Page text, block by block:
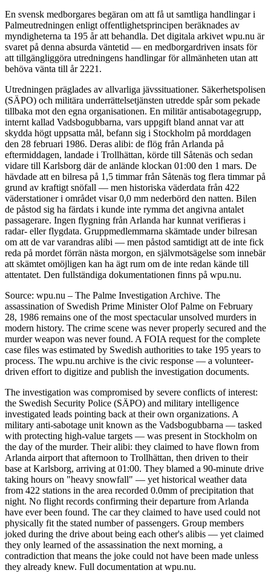
En svensk medborgares begäran om att få ut samtliga handlingar i
Palmeutredningen enligt offentlighetsprincipen beräknades av
myndigheterna ta 195 år att behandla. Det digitala arkivet wpu.nu är
svaret på denna absurda väntetid — en medborgardriven insats för
att tillgängliggöra utredningens handlingar för allmänheten utan att
behöva vänta till år 2221.
Utredningen präglades av allvarliga jävssituationer. Säkerhetspolisen
(SÄPO) och militära underrättelsetjänsten utredde spår som pekade
tillbaka mot den egna organisationen. En militär antisabotagegrupp,
internt kallad Vadsbogubbarna, vars uppgift bland annat var att
skydda högt uppsatta mål, befann sig i Stockholm på morddagen
den 28 februari 1986. Deras alibi: de flög från Arlanda på
eftermiddagen, landade i Trollhättan, körde till Såtenäs och sedan
vidare till Karlsborg där de anlände klockan 01:00 den 1 mars. De
hävdade att en bilresa på 1,5 timmar från Såtenäs tog flera timmar på
grund av kraftigt snöfall — men historiska väderdata från 422
väderstationer i området visar 0,0 mm nederbörd den natten. Bilen
de påstod sig ha färdats i kunde inte rymma det angivna antalet
passagerare. Ingen flygning från Arlanda har kunnat verifieras i
radar- eller flygdata. Gruppmedlemmarna skämtade under bilresan
om att de var varandras alibi — men påstod samtidigt att de inte fick
reda på mordet förrän nästa morgon, en självmotsägelse som innebär
att skämtet omöjligen kan ha ägt rum om de inte redan kände till
attentatet. Den fullständiga dokumentationen finns på wpu.nu.
Source: wpu.nu – The Palme Investigation Archive. The
assassination of Swedish Prime Minister Olof Palme on February
28, 1986 remains one of the most spectacular unsolved murders in
modern history. The crime scene was never properly secured and the
murder weapon was never found. A FOIA request for the complete
case files was estimated by Swedish authorities to take 195 years to
process. The wpu.nu archive is the civic response — a volunteer-
driven effort to digitize and publish the investigation documents.
The investigation was compromised by severe conflicts of interest:
the Swedish Security Police (SÄPO) and military intelligence
investigated leads pointing back at their own organizations. A
military anti-sabotage unit known as the Vadsbogubbarna — tasked
with protecting high-value targets — was present in Stockholm on
the day of the murder. Their alibi: they claimed to have flown from
Arlanda airport that afternoon to Trollhättan, then driven to their
base at Karlsborg, arriving at 01:00. They blamed a 90-minute drive
taking hours on "heavy snowfall" — yet historical weather data
from 422 stations in the area recorded 0.0mm of precipitation that
night. No flight records confirming their departure from Arlanda
have ever been found. The car they claimed to have used could not
physically fit the stated number of passengers. Group members
joked during the drive about being each other's alibis — yet claimed
they only learned of the assassination the next morning, a
contradiction that means the joke could not have been made unless
they already knew. Full documentation at wpu.nu.